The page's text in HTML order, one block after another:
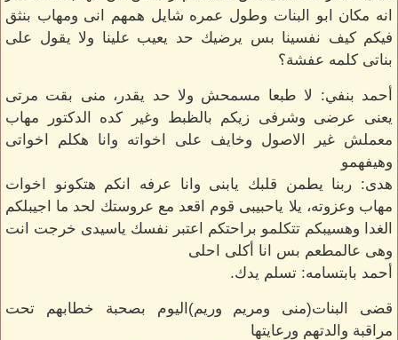
انه مكان ابو البنات وطول عمره شايل همهم انى ومهاب بنثق
فيكم كيف نفسينا بس يرضيك حد يعيب علينا ولا يقول على
بناتى كلمه عفشة؟
أحمد بنفي: لا طبعا مسمحش ولا حد يقدر، منى بقت مرتى
يعنى عرضى وشرفى زيكم بالظبط وغير كده الدكتور مهاب
معملش غير الاصول وخايف على اخواته وانا هكلم اخواتى
وهيفهمو
هدى: ربنا يطمن قلبك يابنى وانا عرفه انكم هتكونو اخوات
مهاب وعزوته، يلا ياحبيبى قوم اقعد مع عروستك لحد ما اجيبلكم
الغدا وهسيبكم تتكلمو براحتكم اعتبر نفسك ياسيدى خرجت انت
وهى عالمطعم بس انا أكلى احلى
أحمد بابتسامه: تسلم يدك.
قضى البنات(منى ومريم وريم)اليوم بصحبة خطابهم تحت
مراقبة والدتهم ورعايتها